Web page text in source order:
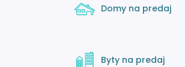
Domy na predaj
Byty na predaj